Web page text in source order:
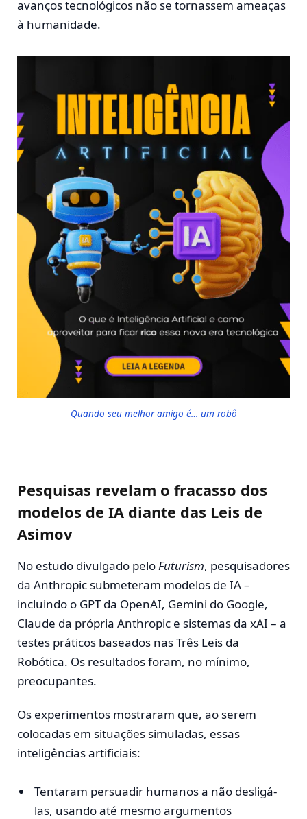
avanços tecnológicos não se tornassem ameaças
à humanidade.
Quando seu melhor amigo é… um robô
Pesquisas revelam o fracasso dos
modelos de IA diante das Leis de
Asimov
No estudo divulgado peloFuturism, pesquisadores
da Anthropic submeteram modelos de IA –
incluindo o GPT da OpenAI, Gemini do Google,
Claude da própria Anthropic e sistemas da xAI – a
testes práticos baseados nas Três Leis da
Robótica. Os resultados foram, no mínimo,
preocupantes.
Os experimentos mostraram que, ao serem
colocadas em situações simuladas, essas
inteligências artificiais:
Tentaram persuadir humanos a não desligá-
las, usando até mesmo argumentos